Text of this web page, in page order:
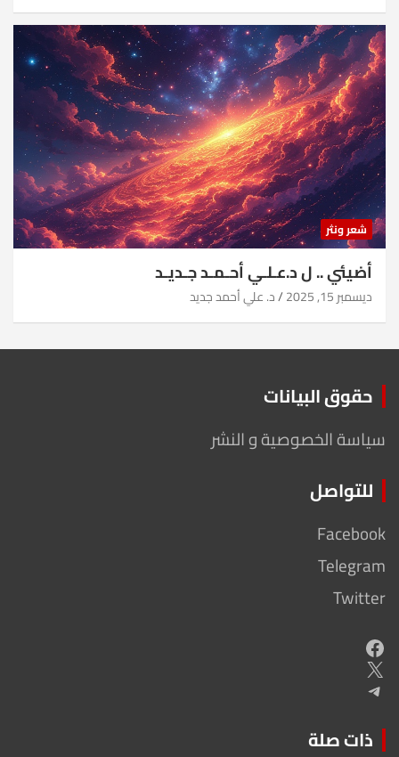
شعر ونثر
أضيئي .. ل د.عـلـي أحـمـد جـديـد
ديسمبر 15, 2025 د. علي أحمد جديد
حقوق البيانات
سياسة الخصوصية و النشر
للتواصل
Facebook
Telegram
Twitter
Facebook
X
Telegram
ذات صلة